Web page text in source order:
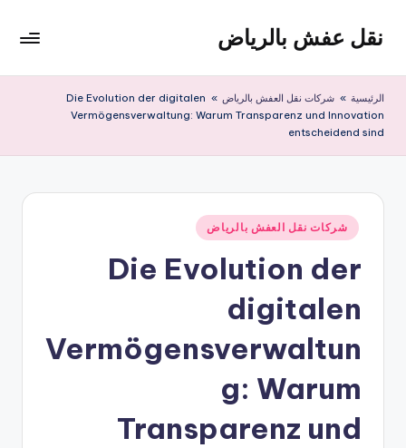
التجاوز
المحتوى
نقل عفش بالرياض
عفش
وتخزين
ريال
الرئيسية » شركات نقل العفش بالرياض »
Die Evolution der digitalen
Vermögensverwaltung: Warum Transparenz und Innovation
entscheidend sind
نُشر
في
شركات نقل العفش بالرياض
Die Evolution der
digitalen
Vermögensverwaltun
g: Warum
Transparenz und